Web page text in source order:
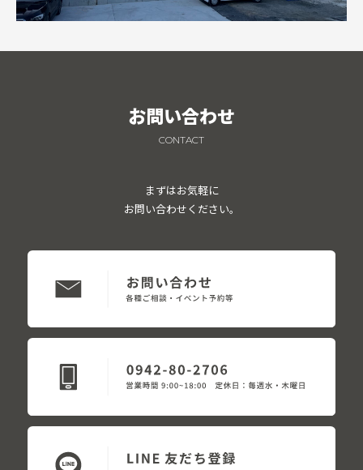
お問い合わせ
CONTACT
まずはお気軽に
お問い合わせください。